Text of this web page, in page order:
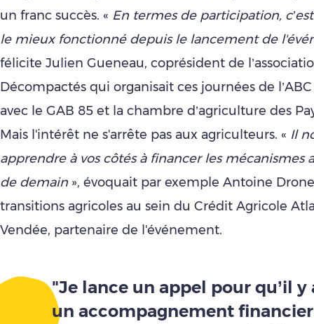
un franc succès. « En termes de participation,
le mieux fonctionné depuis le lancement de
félicite Julien Gueneau, coprésident de
Décompactés qui organisait ces journées de
avec le GAB 85 et la chambre d’agriculture des
Mais l'intérêt ne s'arrête pas aux agriculteurs. « Il
apprendre à vos côtés à financer les mécanismes
de demain », évoquait par exemple Antoine
transitions agricoles au sein du Crédit Agricole
Vendée, partenaire de l'événement.
"Je lance un appel pour qu’il y
un accompagnement